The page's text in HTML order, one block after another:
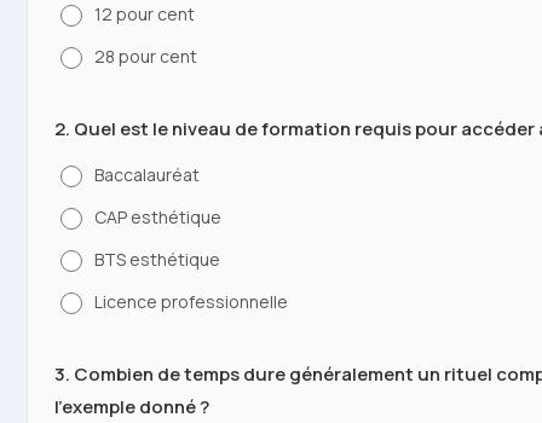
12 pour cent
28 pour cent
2. Quel est le niveau de formation requis pour
Baccalauréat
CAP esthétique
BTS esthétique
Licence professionnelle
3. Combien de temps dure généralement un rituel
l'exemple donné ?